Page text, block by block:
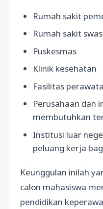
Rumah sakit
Rumah sakit
Puskesmas
Klinik kesehatan
Fasilitas
Perusahaan dan
membutuhkan
Institusi luar
peluang kerja
Keunggulan inilah
calon mahasiswa
pendidikan